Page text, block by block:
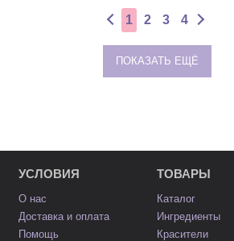
1 2 3 4
ПОКАЗАТЬ ЕЩЁ
УСЛОВИЯ
О нас
Доставка и оплата
Помощь
ТОВАРЫ
Каталог
Ингредиенты
Красители